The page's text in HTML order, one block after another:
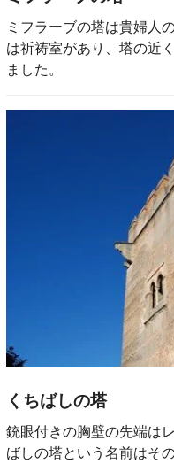
ミフラーブの塔は貴婦人
は祈祷室があり、塔の近
ました。
くちばしの塔
銃眼付きの胸壁の先端は
ばしの塔という名前はそ